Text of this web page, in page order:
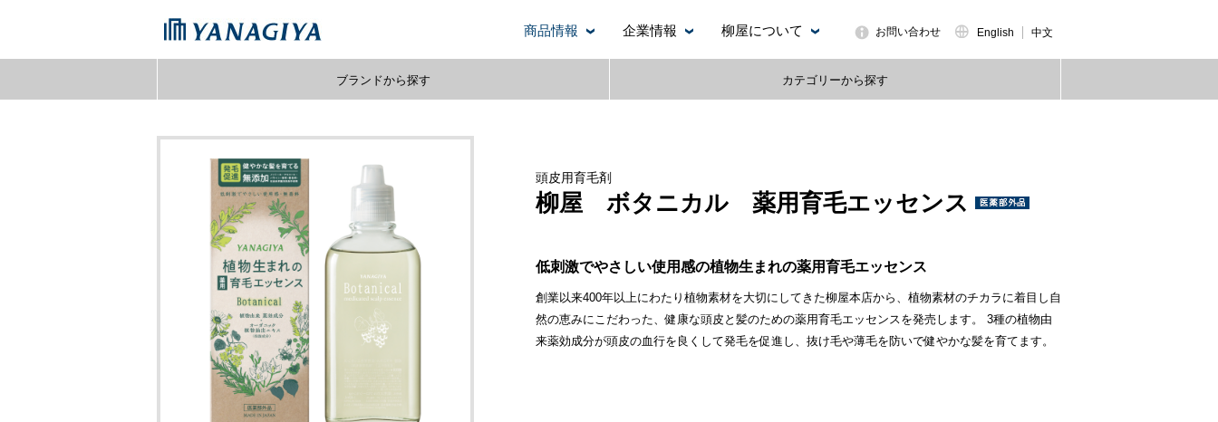
商品情報 企業情報 柳屋について お問い合わせ English 中文
ブランドから探す カテゴリーから探す
頭皮用育毛剤
柳屋 ボタニカル 薬用育毛エッセンス
低刺激でやさしい使用感の植物生まれの薬用育毛エッセンス
創業以来400年以上にわたり植物素材を大切にしてきた柳屋本店から、植物素材のチカラに着目し自
然の恵みにこだわった、健康な頭皮と髪のための薬用育毛エッセンスを発売します。 3種の植物由
来薬効成分が頭皮の血行を良くして発毛を促進し、抜け毛や薄毛を防いで健やかな髪を育てます。